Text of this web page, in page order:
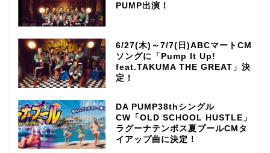
PUMP出演！
6/27(木)～7/7(日)ABCマートCM
ソングに「Pump It Up!
feat.TAKUMA THE GREAT」決
定！
DA PUMP38thシングル
CW「OLD SCHOOL HUSTLE」
ラグーナテンボス夏プールCMタ
イアップ曲に決定！